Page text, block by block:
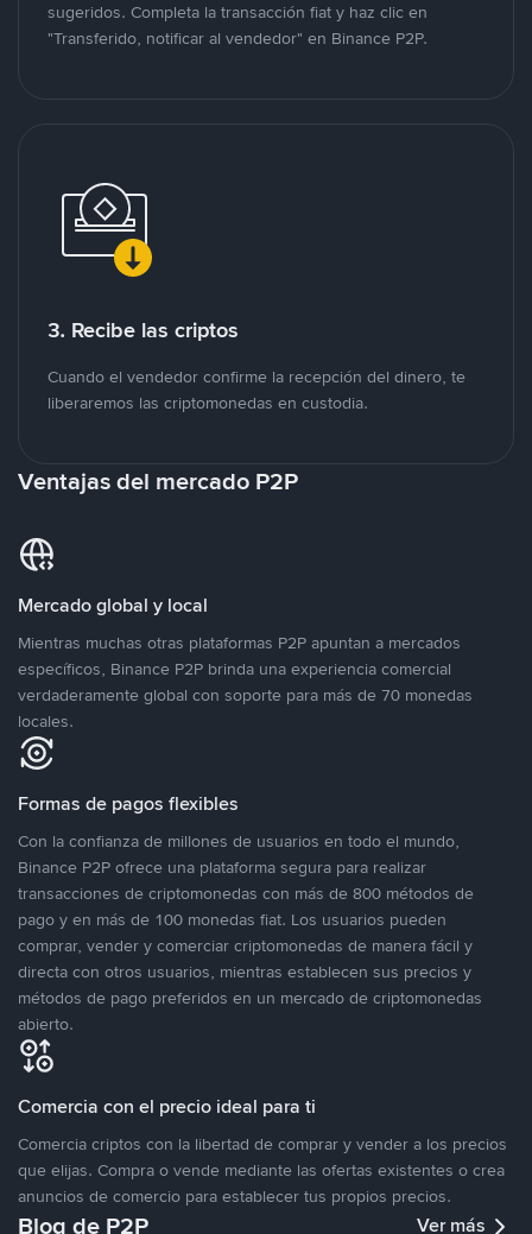
sugeridos. Completa la transacción fiat y haz clic en
"Transferido, notificar al vendedor" en Binance P2P.
3. Recibe las criptos
Cuando el vendedor confirme la recepción del dinero, te
liberaremos las criptomonedas en custodia.
Ventajas del mercado P2P
Mercado global y local
Mientras muchas otras plataformas P2P apuntan a mercados
específicos, Binance P2P brinda una experiencia comercial
verdaderamente global con soporte para más de 70 monedas
locales.
Formas de pagos flexibles
Con la confianza de millones de usuarios en todo el mundo,
Binance P2P ofrece una plataforma segura para realizar
transacciones de criptomonedas con más de 800 métodos de
pago y en más de 100 monedas fiat. Los usuarios pueden
comprar, vender y comerciar criptomonedas de manera fácil y
directa con otros usuarios, mientras establecen sus precios y
métodos de pago preferidos en un mercado de criptomonedas
abierto.
Comercia con el precio ideal para ti
Comercia criptos con la libertad de comprar y vender a los precios
que elijas. Compra o vende mediante las ofertas existentes o crea
anuncios de comercio para establecer tus propios precios.
Blog de P2P Ver más